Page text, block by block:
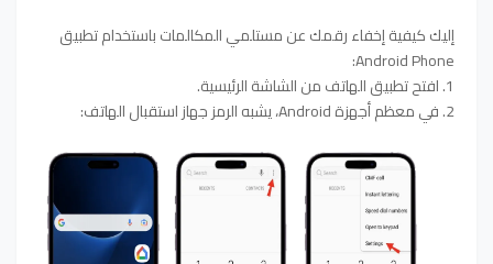
إليك كيفية إخفاء رقمك عن مستلمي المكالمات باستخدام تطبيق
Android Phone:
1. افتح تطبيق الهاتف من الشاشة الرئيسية.
2. في معظم أجهزة Android، يشبه الرمز جهاز استقبال الهاتف: